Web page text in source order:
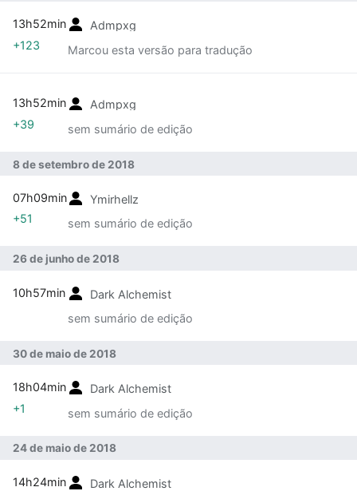
Admpxg
Marcou esta versão para tradução
13h52min
+123
Admpxg
sem sumário de edição
13h52min
+39
8 de setembro de 2018
Ymirhellz
sem sumário de edição
07h09min
+51
26 de junho de 2018
Dark Alchemist
sem sumário de edição
10h57min
30 de maio de 2018
Dark Alchemist
sem sumário de edição
18h04min
+1
24 de maio de 2018
Dark Alchemist
14h24min